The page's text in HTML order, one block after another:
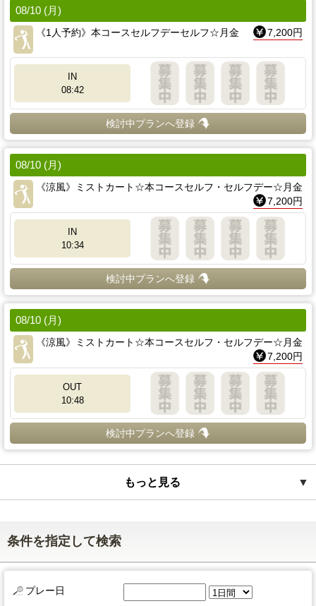
08/10 (月)
《1人予約》本コースセルフデーセルフ☆月金
7,200円
IN
08:42
検討中プランへ登録
08/10 (月)
《涼風》ミストカート☆本コースセルフ・セルフデー☆月金
7,200円
IN
10:34
検討中プランへ登録
08/10 (月)
《涼風》ミストカート☆本コースセルフ・セルフデー☆月金
7,200円
OUT
10:48
検討中プランへ登録
▼
もっと見る
条件を指定して検索
プレー日